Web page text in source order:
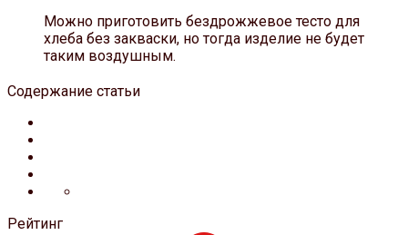
Можно приготовить бездрожжевое тесто для
хлеба без закваски, но тогда изделие не будет
таким воздушным.
Содержание статьи
Рейтинг